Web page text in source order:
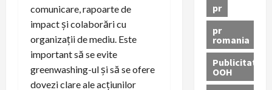
comunicare, rapoarte de
impact și colaborări cu
organizații de mediu. Este
important să se evite
greenwashing-ul și să se ofere
dovezi clare ale acțiunilor
pr
pr
romania
Publicitate
OOH